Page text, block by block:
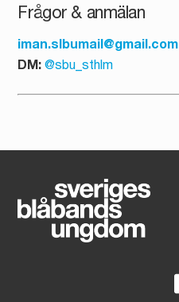
Frågor & anmälan
iman.slbumail@gmail.com
DM: @sbu_sthlm